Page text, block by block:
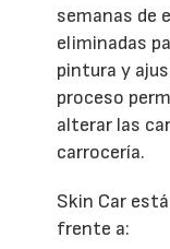
semanas de
eliminadas
pintura y
proceso
alterar las
carrocería.
Skin Car
frente a: